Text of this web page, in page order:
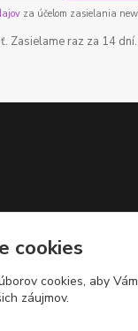
za účelom zasielania
Zasielame raz za 14 dní.
cookies
cookies, aby
záujmov.